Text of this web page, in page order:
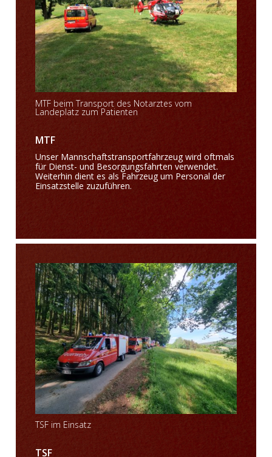
MTF beim Transport des Notarztes vom
Landeplatz zum Patienten
MTF
Unser Mannschaftstransportfahrzeug wird oftmals
für Dienst- und Besorgungsfahrten verwendet.
Weiterhin dient es als Fahrzeug um Personal der
Einsatzstelle zuzuführen.
TSF im Einsatz
TSF